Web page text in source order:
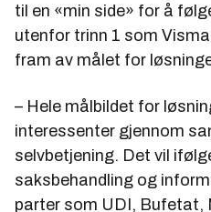
til en «min side» for å
utenfor trinn 1 som
fram av målet for
– Hele målbildet for
interessenter gjennom
selvbetjening. Det vil
saksbehandling og
parter som UDI, Bufetat,